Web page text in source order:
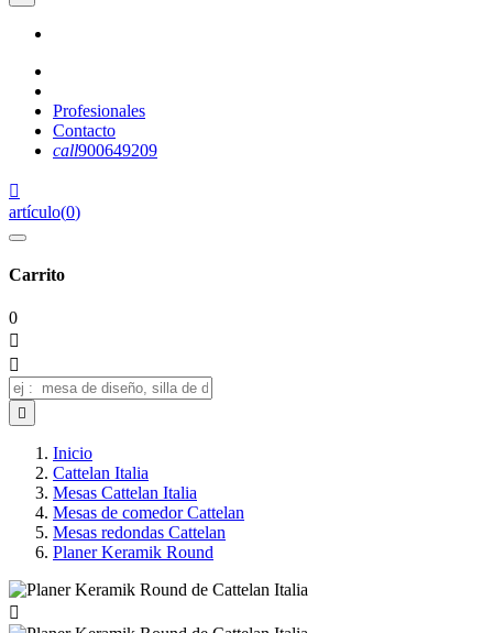
Profesionales
Contacto
call900649209

artículo(0)
Carrito
0



Inicio
Cattelan Italia
Mesas Cattelan Italia
Mesas de comedor Cattelan
Mesas redondas Cattelan
Planer Keramik Round
